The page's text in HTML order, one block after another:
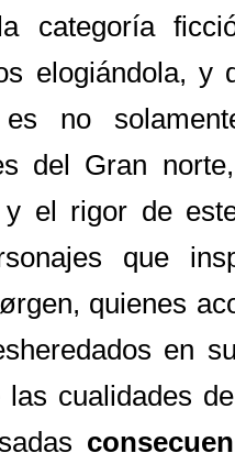
categoría
elogiándola,
no
del Gran
el rigor de
que
quienes
en
las cualidades